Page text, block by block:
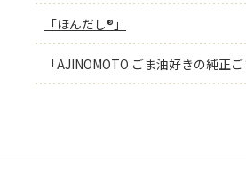
「ほんだし®」
「AJINOMOTO ごま油好きの純正ご